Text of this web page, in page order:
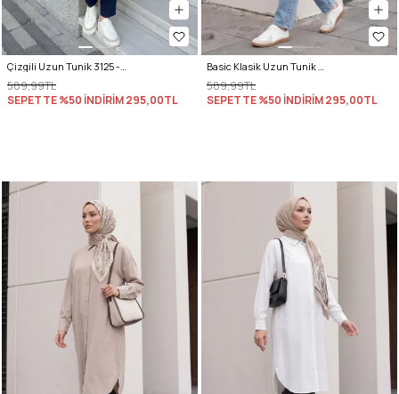
589,99TL
SEPETTE %50 İNDİRİM295,00TL
589,99TL
SEPETTE %50 İNDİRİM295,00TL